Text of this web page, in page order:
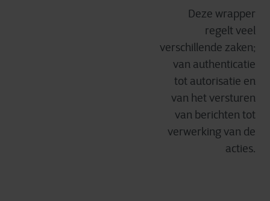
Deze wrapper
regelt veel
verschillende zaken;
van authenticatie
tot autorisatie en
van het versturen
van berichten tot
verwerking van de
acties.